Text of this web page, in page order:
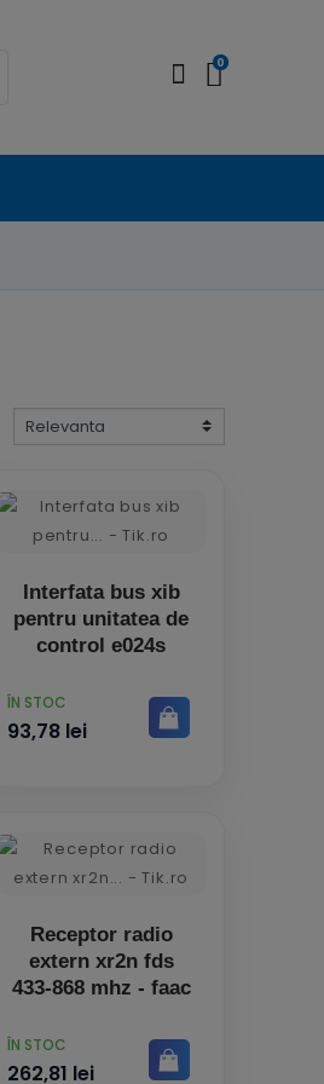
0
Interfata bus xib
pentru unitatea de
control e024s
PRET
ÎN STOC
93,78 lei
Receptor radio
extern xr2n fds
433-868 mhz - faac
PRET
ÎN STOC
262,81 lei